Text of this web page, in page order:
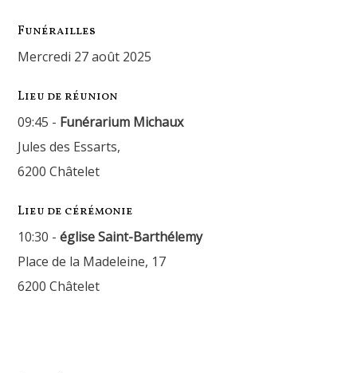
Funérailles
mercredi 27 août 2025
Lieu de réunion
09:45 - Funérarium Michaux
Jules des Essarts,
6200 Châtelet
Lieu de cérémonie
10:30 -église Saint-Barthélemy
Place de la Madeleine, 17
6200 Châtelet